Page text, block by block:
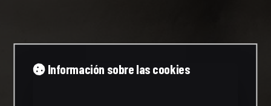
Información sobre las cookies